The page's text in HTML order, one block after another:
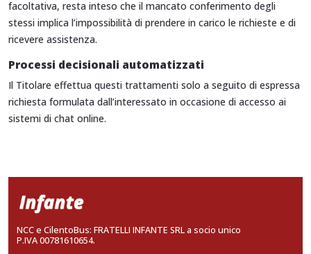
facoltativa, resta inteso che il mancato conferimento degli
stessi implica l’impossibilità di prendere in carico le richieste e di
ricevere assistenza.
Processi decisionali automatizzati
Il Titolare effettua questi trattamenti solo a seguito di espressa
richiesta formulata dall’interessato in occasione di accesso ai
sistemi di chat online.
NCC e CilentoBus: FRATELLI INFANTE SRL a socio unico
P.IVA 00781610654.